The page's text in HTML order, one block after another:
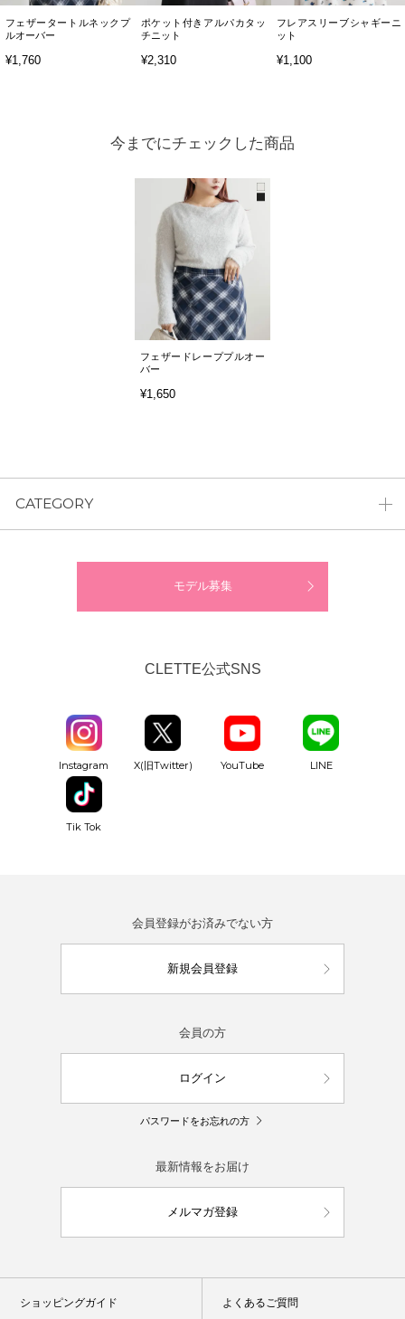
フェザータートルネックプ
ルオーバー
¥1,760
ポケット付きアルパカタッ
チニット
¥2,310
フレアスリーブシャギーニ
ット
¥1,100
今までにチェックした商品
フェザードレーププルオー
バー
¥1,650
CATEGORY
モデル募集
CLETTE公式SNS
Instagram X(旧Twitter) YouTube LINE
Tik Tok
会員登録がお済みでない方
新規会員登録
会員の方
ログイン
パスワードをお忘れの方
最新情報をお届け
メルマガ登録
ショッピングガイド よくあるご質問